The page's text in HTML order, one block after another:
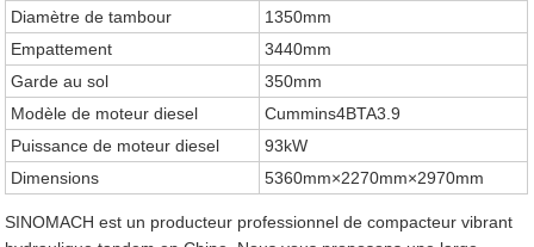
Diamètre de tambour
1350mm
Empattement
3440mm
Garde au sol
350mm
Modèle de moteur diesel
Cummins4BTA3.9
Puissance de moteur diesel
93kW
Dimensions
5360mm×2270mm×2970mm
SINOMACH est un producteur professionnel de compacteur vibrant